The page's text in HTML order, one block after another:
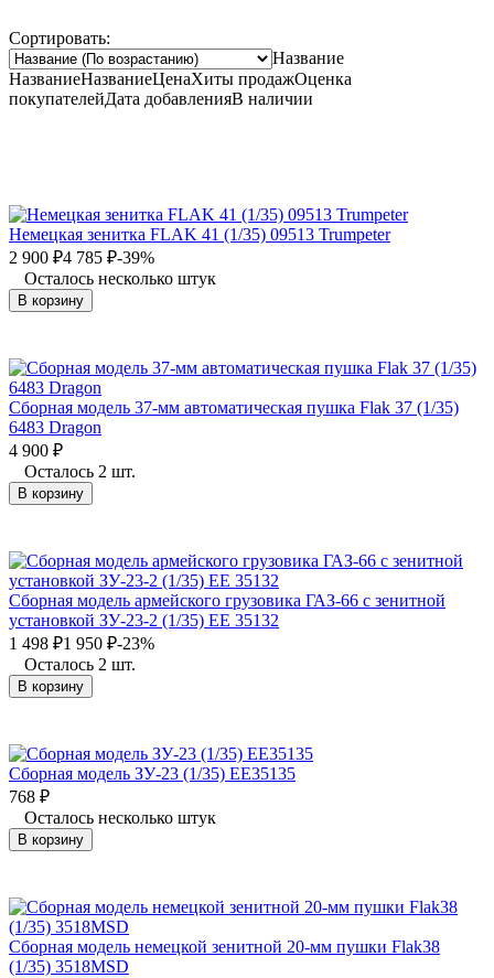
Сортировать:
Название
НазваниеНазваниеЦенаХиты продажОценка
покупателейДата добавленияВ наличии
Немецкая зенитка FLAK 41 (1/35) 09513 Trumpeter
2 900 ₽4 785 ₽-39%
Осталось несколько штук
В корзину
Сборная модель 37-мм автоматическая пушка Flak 37 (1/35)
6483 Dragon
4 900 ₽
Осталось 2 шт.
В корзину
Сборная модель армейского грузовика ГАЗ-66 с зенитной
установкой ЗУ-23-2 (1/35) EE 35132
1 498 ₽1 950 ₽-23%
Осталось 2 шт.
В корзину
Сборная модель ЗУ-23 (1/35) EE35135
768 ₽
Осталось несколько штук
В корзину
Сборная модель немецкой зенитной 20-мм пушки Flak38
(1/35) 3518MSD